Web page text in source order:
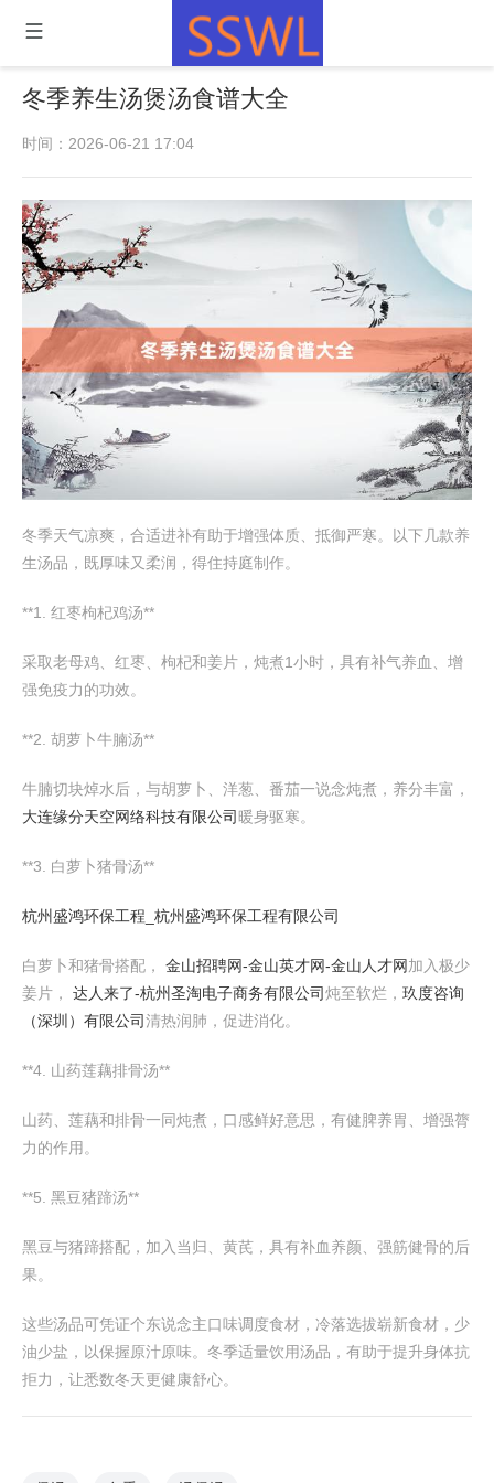
冬季养生汤煲汤食谱大全
时间：2026-06-21 17:04
冬季天气凉爽，合适进补有助于增强体质、抵御严寒。以下几款养
生汤品，既厚味又柔润，得住持庭制作。
**1. 红枣枸杞鸡汤**
采取老母鸡、红枣、枸杞和姜片，炖煮1小时，具有补气养血、增
强免疫力的功效。
**2. 胡萝卜牛腩汤**
牛腩切块焯水后，与胡萝卜、洋葱、番茄一说念炖煮，养分丰富，
大连缘分天空网络科技有限公司 暖身驱寒。
**3. 白萝卜猪骨汤**
杭州盛鸿环保工程_杭州盛鸿环保工程有限公司
白萝卜和猪骨搭配， 金山招聘网-金山英才网-金山人才网加入极少
姜片， 达人来了-杭州圣淘电子商务有限公司炖至软烂， 玖度咨询
（深圳）有限公司清热润肺，促进消化。
**4. 山药莲藕排骨汤**
山药、莲藕和排骨一同炖煮，口感鲜好意思，有健脾养胃、增强膂
力的作用。
**5. 黑豆猪蹄汤**
黑豆与猪蹄搭配，加入当归、黄芪，具有补血养颜、强筋健骨的后
果。
这些汤品可凭证个东说念主口味调度食材，冷落选拔崭新食材，少
油少盐，以保握原汁原味。冬季适量饮用汤品，有助于提升身体抗
拒力，让悉数冬天更健康舒心。